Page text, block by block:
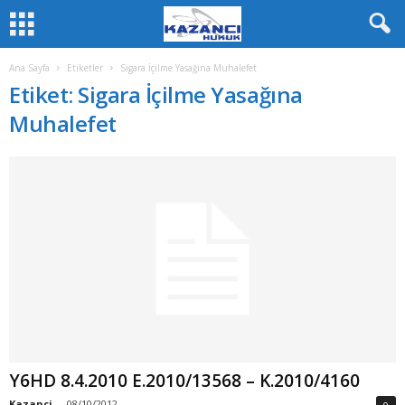
Ana Sayfa Etiketler Sigara İçilme Yasağına Muhalefet
Etiket: Sigara İçilme Yasağına
Muhalefet
Y6HD 8.4.2010 E.2010/13568 – K.2010/4160